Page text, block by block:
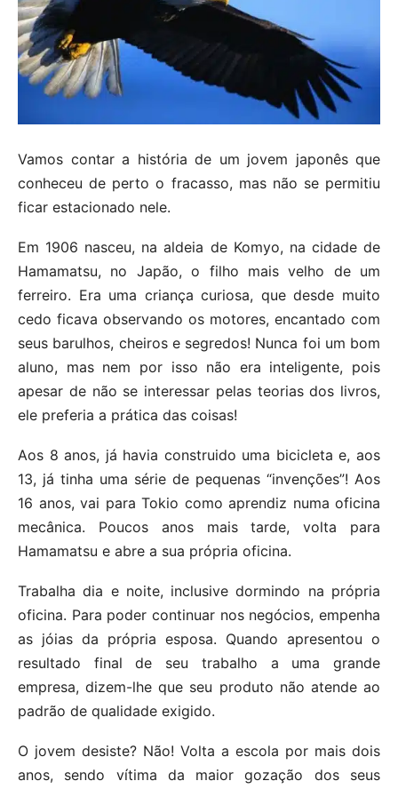
Vamos contar a história de um jovem japonês que
conheceu de perto o fracasso, mas não se permitiu
ficar estacionado nele.
Em 1906 nasceu, na aldeia de Komyo, na cidade de
Hamamatsu, no Japão, o filho mais velho de um
ferreiro. Era uma criança curiosa, que desde muito
cedo ficava observando os motores, encantado com
seus barulhos, cheiros e segredos! Nunca foi um bom
aluno, mas nem por isso não era inteligente, pois
apesar de não se interessar pelas teorias dos livros,
ele preferia a prática das coisas!
Aos 8 anos, já havia construido uma bicicleta e, aos
13, já tinha uma série de pequenas “invenções”! Aos
16 anos, vai para Tokio como aprendiz numa oficina
mecânica. Poucos anos mais tarde, volta para
Hamamatsu e abre a sua própria oficina.
Trabalha dia e noite, inclusive dormindo na própria
oficina. Para poder continuar nos negócios, empenha
as jóias da própria esposa. Quando apresentou o
resultado final de seu trabalho a uma grande
empresa, dizem-lhe que seu produto não atende ao
padrão de qualidade exigido.
O jovem desiste? Não! Volta a escola por mais dois
anos, sendo vítima da maior gozação dos seus